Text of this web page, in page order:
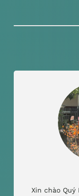
Xin chào